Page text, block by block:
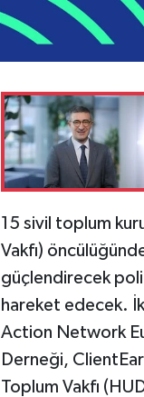
15 sivil toplum
Vakfı)
güçlendirecek
hareket edecek.
Action Network
Derneği,
Toplum Vakfı